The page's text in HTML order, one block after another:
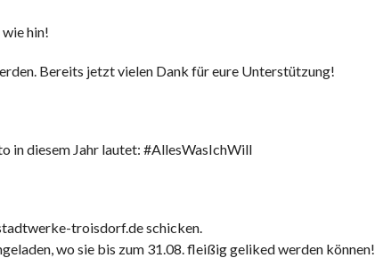
hin!
Bereits jetzt vielen Dank für eure Unterstützung!
in diesem Jahr lautet: #AllesWasIchWill
troisdorf.de schicken.
wo sie bis zum 31.08. fleißig geliked werden können!